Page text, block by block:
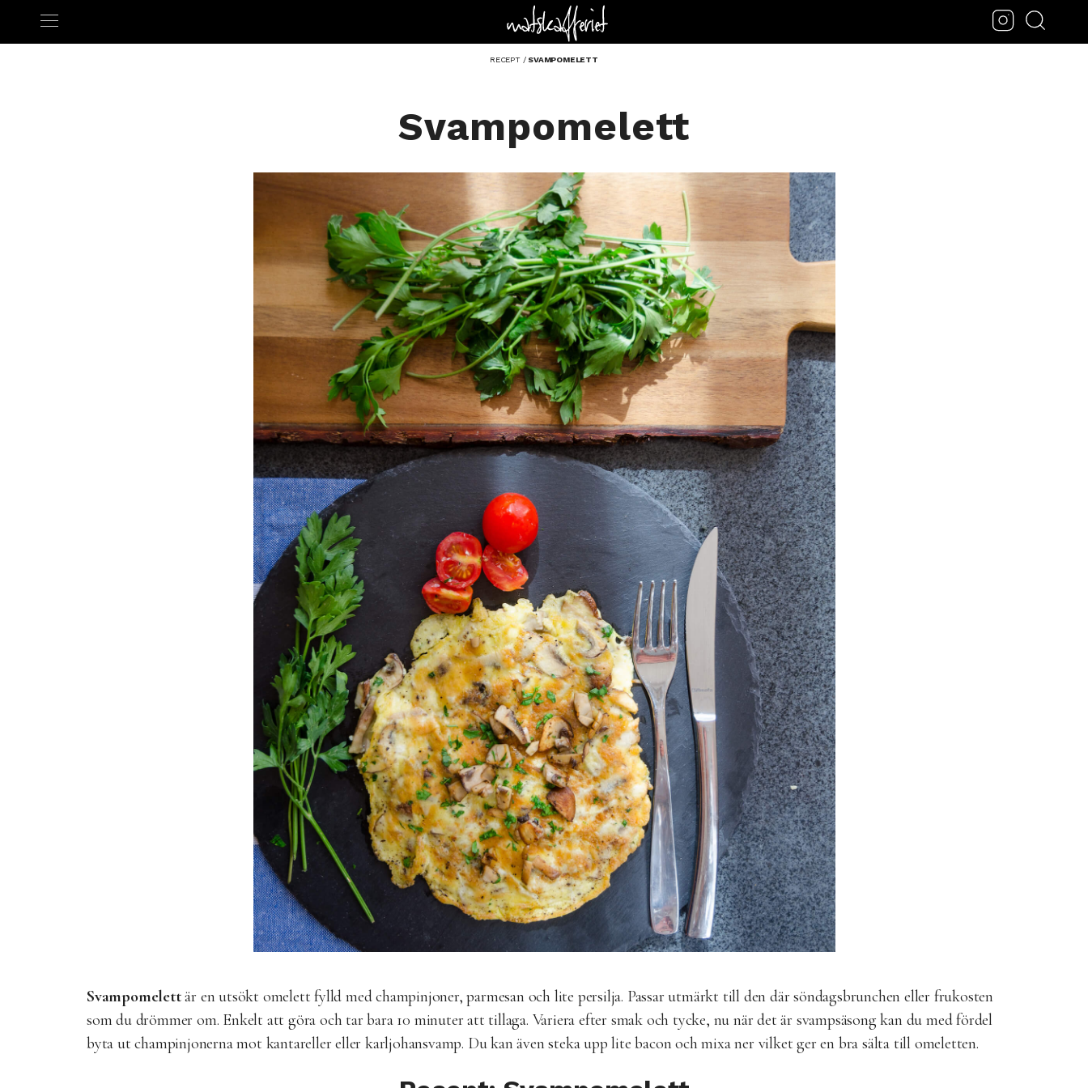
RECEPT/ SVAMPOMELETT
Svampomelett
Svampomelettär en utsökt omelett fylld med champinjoner, parmesan och lite persilja. Passar utmärkt till den där söndagsbrunchen eller frukosten
som du drömmer om. Enkelt att göra och tar bara 10 minuter att tillaga. Variera efter smak och tycke, nu när det är svampsäsong kan du med fördel
byta ut champinjonerna mot kantareller eller karljohansvamp. Du kan även steka upp lite bacon och mixa ner vilket ger en bra sälta till omeletten.